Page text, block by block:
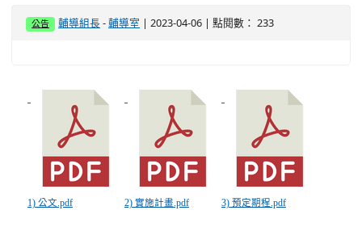
公告 輔導組長 -輔導室 | 2023-04-06 | 點閱數： 233
1) 公文.pdf 2) 實施計畫.pdf 3) 預定期程.pdf